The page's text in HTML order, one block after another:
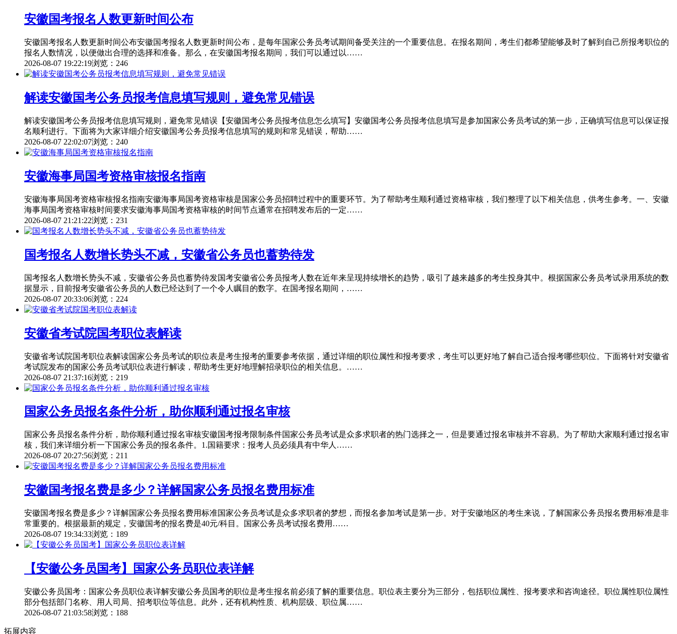
安徽国考报名人数更新时间公布
安徽国考报名人数更新时间公布安徽国考报名人数更新时间公布，是每年国家公务员考试期间备受关注的一个重要信息。在报名期间，考生们都希望能够及时了解到自己所报考职位的
报名人数情况，以便做出合理的选择和准备。那么，在安徽国考报名期间，我们可以通过以……
2026-08-07 19:22:19浏览：246
解读安徽国考公务员报考信息填写规则，避免常见错误
解读安徽国考公务员报考信息填写规则，避免常见错误【安徽国考公务员报考信息怎么填写】安徽国考公务员报考信息填写是参加国家公务员考试的第一步，正确填写信息可以保证报
名顺利进行。下面将为大家详细介绍安徽国考公务员报考信息填写的规则和常见错误，帮助……
2026-08-07 22:02:07浏览：240
安徽海事局国考资格审核报名指南
安徽海事局国考资格审核报名指南安徽海事局国考资格审核是国家公务员招聘过程中的重要环节。为了帮助考生顺利通过资格审核，我们整理了以下相关信息，供考生参考。一、安徽
海事局国考资格审核时间要求安徽海事局国考资格审核的时间节点通常在招聘发布后的一定……
2026-08-07 21:21:22浏览：231
国考报名人数增长势头不减，安徽省公务员也蓄势待发
国考报名人数增长势头不减，安徽省公务员也蓄势待发国考安徽省公务员报考人数在近年来呈现持续增长的趋势，吸引了越来越多的考生投身其中。根据国家公务员考试录用系统的数
据显示，目前报考安徽省公务员的人数已经达到了一个令人瞩目的数字。在国考报名期间，……
2026-08-07 20:33:06浏览：224
安徽省考试院国考职位表解读
安徽省考试院国考职位表解读国家公务员考试的职位表是考生报考的重要参考依据，通过详细的职位属性和报考要求，考生可以更好地了解自己适合报考哪些职位。下面将针对安徽省
考试院发布的国家公务员考试职位表进行解读，帮助考生更好地理解招录职位的相关信息。……
2026-08-07 21:37:16浏览：219
国家公务员报名条件分析，助你顺利通过报名审核
国家公务员报名条件分析，助你顺利通过报名审核安徽国考报考限制条件国家公务员考试是众多求职者的热门选择之一，但是要通过报名审核并不容易。为了帮助大家顺利通过报名审
核，我们来详细分析一下国家公务员的报名条件。1.国籍要求：报考人员必须具有中华人……
2026-08-07 20:27:56浏览：211
安徽国考报名费是多少？详解国家公务员报名费用标准
安徽国考报名费是多少？详解国家公务员报名费用标准国家公务员考试是众多求职者的梦想，而报名参加考试是第一步。对于安徽地区的考生来说，了解国家公务员报名费用标准是非
常重要的。根据最新的规定，安徽国考的报名费是40元/科目。国家公务员考试报名费用……
2026-08-07 19:34:33浏览：189
【安徽公务员国考】国家公务员职位表详解
安徽公务员国考：国家公务员职位表详解安徽公务员国考的职位是考生报名前必须了解的重要信息。职位表主要分为三部分，包括职位属性、报考要求和咨询途径。职位属性职位属性
部分包括部门名称、用人司局、招考职位等信息。此外，还有机构性质、机构层级、职位属……
2026-08-07 21:03:58浏览：188
拓展内容